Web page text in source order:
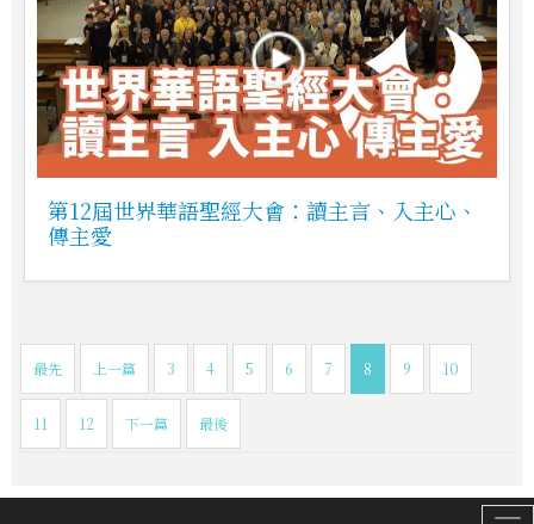
第12屆世界華語聖經大會：讀主言、入主心、
傳主愛
最先 上一篇 3 4 5 6 7 8 9 10
11 12 下一篇 最後